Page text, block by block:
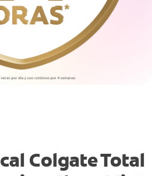
Colgate Total